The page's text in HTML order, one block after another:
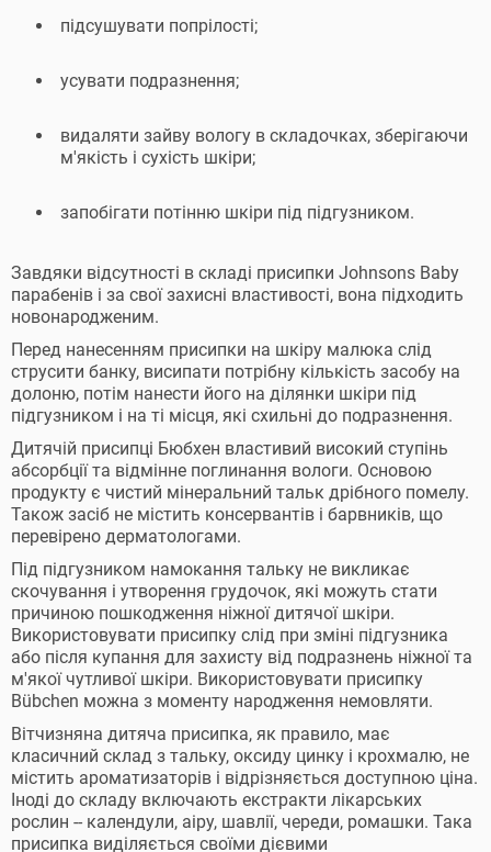
підсушувати попрілості;
усувати подразнення;
видаляти зайву вологу в складочках, зберігаючи
м'якість і сухість шкіри;
запобігати потінню шкіри під підгузником.
Завдяки відсутності в складі присипки Johnsons Baby
парабенів і за свої захисні властивості, вона підходить
новонародженим.
Перед нанесенням присипки на шкіру малюка слід
струсити банку, висипати потрібну кількість засобу на
долоню, потім нанести його на ділянки шкіри під
підгузником і на ті місця, які схильні до подразнення.
Дитячій присипці Бюбхен властивий високий ступінь
абсорбції та відмінне поглинання вологи. Основою
продукту є чистий мінеральний тальк дрібного помелу.
Також засіб не містить консервантів і барвників, що
перевірено дерматологами.
Під підгузником намокання тальку не викликає
скочування і утворення грудочок, які можуть стати
причиною пошкодження ніжної дитячої шкіри.
Використовувати присипку слід при зміні підгузника
або після купання для захисту від подразнень ніжної та
м'якої чутливої ​​шкіри. Використовувати присипку
Bübchen можна з моменту народження немовляти.
Вітчизняна дитяча присипка, як правило, має
класичний склад з тальку, оксиду цинку і крохмалю, не
містить ароматизаторів і відрізняється доступною ціна.
Іноді до складу включають екстракти лікарських
рослин -- календули, аіру, шавлії, череди, ромашки. Така
присипка виділяється своїми дієвими